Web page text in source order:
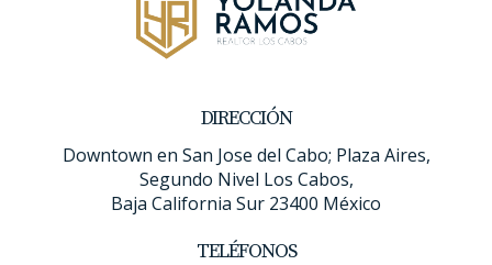
Colores para Paredes
Para las paredes, los tonos neutros y terrosos
atmósfera relajante y elegante. Algunos colores
recomendados incluyen:
Benjamin Moore OC-23 Classic Gray
suave y atemporal que aporta luminosidad sin
ser dominante.
DIRECCIÓN
Downtown en San Jose del Cabo; Plaza Aires,
Segundo Nivel Los Cabos,
Baja California Sur 23400 México
TELÉFONOS